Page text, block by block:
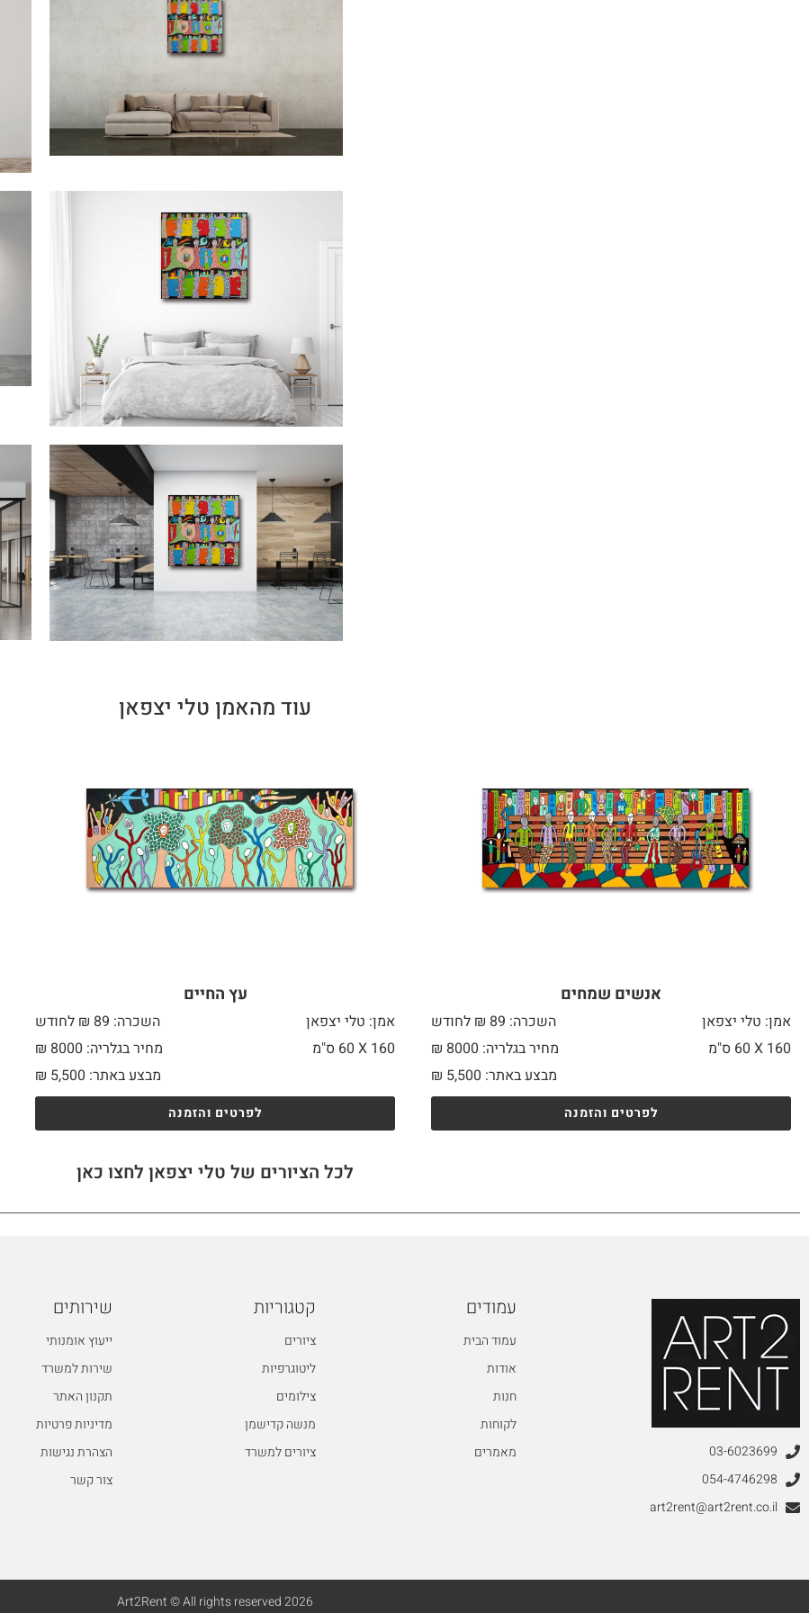
עוד מהאמן טלי יצפאן
אנשים שמחים
אמן: טלי יצפאן
השכרה: 89 ₪ לחודש
160 X
מחיר בגלריה: 8000 ₪
מבצע באתר:
₪ 5,500
לפרטים והזמנה
עץ החיים
אמן: טלי יצפאן
השכרה: 89 ₪ לחודש
160 X
מחיר בגלריה: 8000 ₪
מבצע באתר:
₪ 5,500
לפרטים והזמנה
לכל הציורים של טלי יצפאן לחצו כאן
03-6023699
054-4746298
art2rent@art2rent.co.il
עמודים
עמוד הבית
אודות
חנות
לקוחות
מאמרים
קטגוריות
ציורים
ליטוגרפיות
צילומים
מנשה קדישמן
ציורים למשרד
שירותים
ייעוץ אומנותי
שירות למשרד
תקנון האתר
מדיניות פרטיות
הצהרת נגישות
צור קשר
2026 Art2Rent © All rights reserved